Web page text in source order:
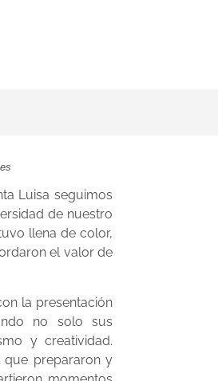
Luisa seguimos
de nuestro
llena de color,
el valor de
la presentación
no solo sus
y creatividad.
que prepararon y